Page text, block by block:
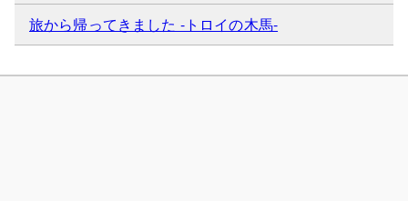
旅から帰ってきました -トロイの木馬-